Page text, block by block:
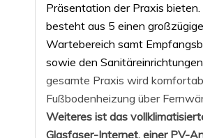
Präsentation der Praxis
besteht aus 5 einen
Wartebereich samt
sowie den
gesamte Praxis wird
Fußbodenheizung über
Weiteres ist das
Glasfaser-Internet, einer PV-